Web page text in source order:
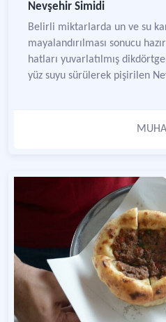
Nevşehir Simidi
Belirli miktarlarda un ve su
mayalandırılması sonucu
hatları yuvarlatılmış
yüz suyu sürülerek pişirilen